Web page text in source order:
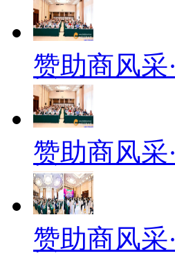
赞助商风采·
赞助商风采·
赞助商风采·